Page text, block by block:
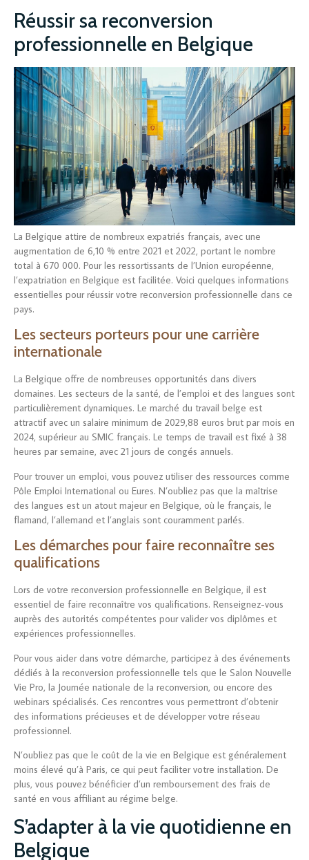
Réussir sa reconversion
professionnelle en Belgique
La Belgique attire de nombreux expatriés français, avec une
augmentation de 6,10 % entre 2021 et 2022, portant le nombre
total à 670 000. Pour les ressortissants de l’Union européenne,
l’expatriation en Belgique est facilitée. Voici quelques informations
essentielles pour réussir votre reconversion professionnelle dans ce
pays.
Les secteurs porteurs pour une carrière
internationale
La Belgique offre de nombreuses opportunités dans divers
domaines. Les secteurs de la santé, de l’emploi et des langues sont
particulièrement dynamiques. Le marché du travail belge est
attractif avec un salaire minimum de 2029,88 euros brut par mois en
2024, supérieur au SMIC français. Le temps de travail est fixé à 38
heures par semaine, avec 21 jours de congés annuels.
Pour trouver un emploi, vous pouvez utiliser des ressources comme
Pôle Emploi International ou Eures. N’oubliez pas que la maîtrise
des langues est un atout majeur en Belgique, où le français, le
flamand, l’allemand et l’anglais sont couramment parlés.
Les démarches pour faire reconnaître ses
qualifications
Lors de votre reconversion professionnelle en Belgique, il est
essentiel de faire reconnaître vos qualifications. Renseignez-vous
auprès des autorités compétentes pour valider vos diplômes et
expériences professionnelles.
Pour vous aider dans votre démarche, participez à des événements
dédiés à la reconversion professionnelle tels que le Salon Nouvelle
Vie Pro, la Journée nationale de la reconversion, ou encore des
webinars spécialisés. Ces rencontres vous permettront d’obtenir
des informations précieuses et de développer votre réseau
professionnel.
N’oubliez pas que le coût de la vie en Belgique est généralement
moins élevé qu’à Paris, ce qui peut faciliter votre installation. De
plus, vous pouvez bénéficier d’un remboursement des frais de
santé en vous affiliant au régime belge.
S’adapter à la vie quotidienne en
Belgique